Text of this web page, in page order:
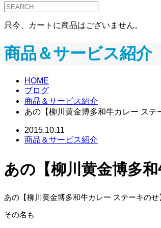
只今、カートに商品はございません。
商品＆サービス紹介
HOME
ブログ
商品＆サービス紹介
あの【柳川黄金博多和牛カレー ステ
2015.10.11
商品＆サービス紹介
あの【柳川黄金博多
あの【柳川黄金博多和牛カレー ステーキのせ
その名も